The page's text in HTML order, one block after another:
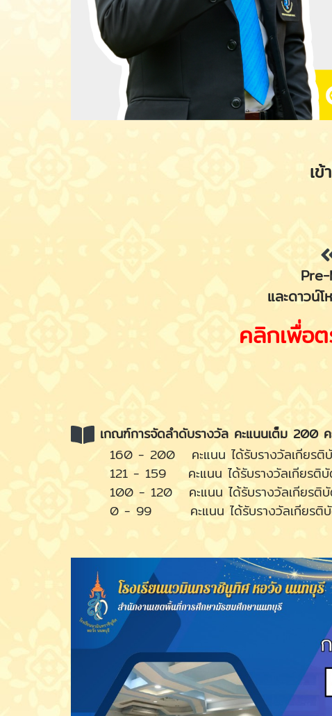
เ
และดาวน์
คลิกเพื่อ
เกณฑ์การจัดลำดับรางวัล คะแนนเต็ม 200
160 - 200 คะแนน ได้รับรางวัลเกียรติบั
121 - 159 คะแนน ได้รับรางวัลเกียรติบัต
100 - 120 คะแนน ได้รับรางวัลเกียรติบัต
0 - 99 คะแนน ได้รับรางวัลเกียรติบัต